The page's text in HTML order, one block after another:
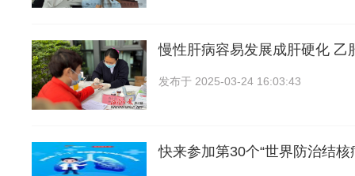
慢性肝病容易发展成肝硬化 乙
发布于 2025-03-24 16:03:43
快来参加第30个“世界防治结核